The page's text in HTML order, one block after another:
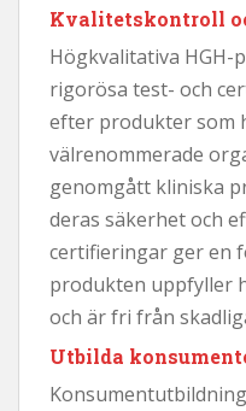
Kvalitetskontroll
Högkvalitativa
rigorösa test- och
efter produkter som
välrenommerade
genomgått kliniska
deras säkerhet och
certifieringar ger en
produkten uppfyller
och är fri från
Utbilda